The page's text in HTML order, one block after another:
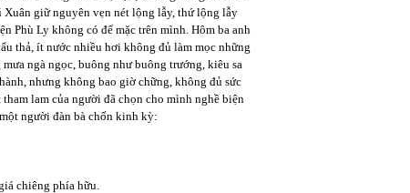
Xuân giữ nguyên vẹn nét lộng lẫy, thứ lộng lẫy
Phù Ly không có để mặc trên mình. Hôm ba anh
thả, ít nước nhiều hơi không đủ làm mọc những
ngà ngọc, buông như buông trướng, kiêu sa
nhưng không bao giờ chững, không đủ sức
lam của người đã chọn cho mình nghề biện
người đàn bà chốn kinh kỳ:
chiêng phía hữu.